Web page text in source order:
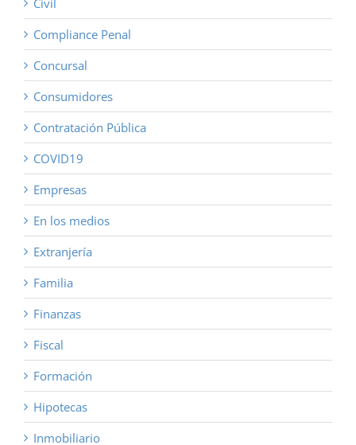
Compliance Penal
Concursal
Consumidores
Contratación Pública
COVID19
Empresas
En los medios
Extranjería
Familia
Finanzas
Fiscal
Formación
Hipotecas
Inmobiliario